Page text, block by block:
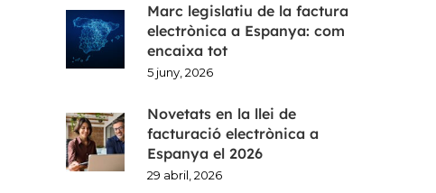
Marc legislatiu de la factura
electrònica a Espanya: com
encaixa tot
5 juny, 2026
Novetats en la llei de
facturació electrònica a
Espanya el 2026
29 abril, 2026